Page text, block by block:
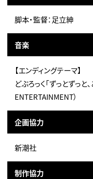
脚本・監督：足立紳
音楽
【エンディングテーマ】
どぶろっく「ずっとずっと
ENTERTAINMENT）
企画協力
新潮社
制作協力